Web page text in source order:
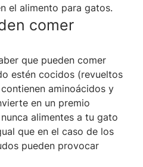
el alimento para gatos.
comer
que pueden comer
estén cocidos (revueltos
aminoácidos y
en un premio
alimentes a tu gato
que en el caso de los
pueden provocar